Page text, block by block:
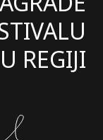
REGIJI